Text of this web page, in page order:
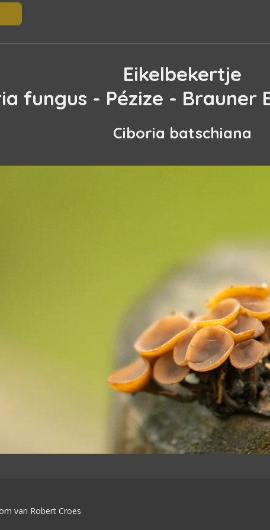
Eikelbekertje
fungus - Pézize - Brauner
Ciboria batschiana
van Robert Croes